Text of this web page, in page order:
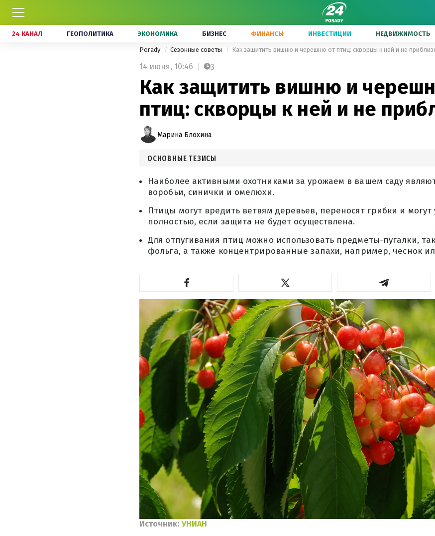
24 КАНАЛ ГЕОПОЛИТИКА ЭКОНОМИКА БИЗНЕС ФИНАНСЫ ИНВЕСТИЦИИ НЕДВИЖИМОСТЬ
Porady Сезонные советы Как защитить вишню и черешню от птиц: скворцы к ней и не
14 июня, 10:46 3
Как защитить вишню и
птиц: скворцы к ней и не
Марина Блохина
ОСНОВНЫЕ ТЕЗИСЫ
Наиболее активными охотниками за урожаем в вашем саду
воробьи, синички и омелюхи.
Птицы могут вредить ветвям деревьев, переносят грибки и
полностью, если защита не будет осуществлена.
Для отпугивания птиц можно использовать предметы-пугалки,
фольга, а также концентрированные запахи, например, чеснок
Источник: УНИАН